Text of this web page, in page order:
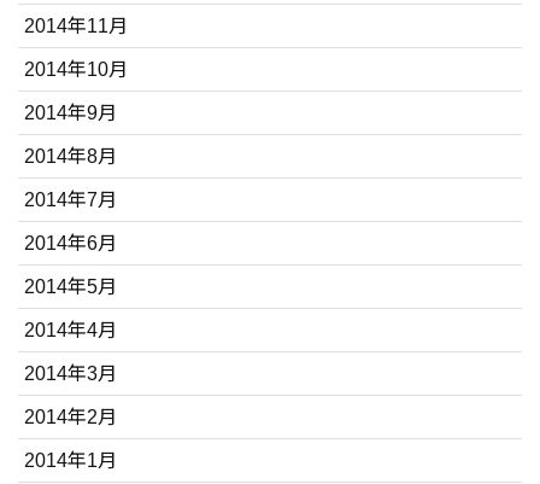
2014年11月
2014年10月
2014年9月
2014年8月
2014年7月
2014年6月
2014年5月
2014年4月
2014年3月
2014年2月
2014年1月